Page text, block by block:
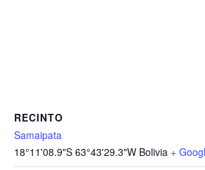
RECINTO
Samaipata
18°11'08.9"S 63°43'29.3"W Bolivia +